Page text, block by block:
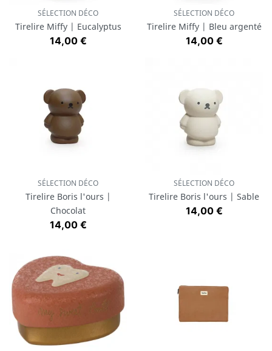
SÉLECTION DÉCO
Tirelire Miffy | Eucalyptus
Prix
14,00 €
SÉLECTION DÉCO
Tirelire Miffy | Bleu argenté
Prix
14,00 €
SÉLECTION DÉCO
Tirelire Boris l'ours |
Chocolat
Prix
14,00 €
SÉLECTION DÉCO
Tirelire Boris l'ours | Sable
Prix
14,00 €